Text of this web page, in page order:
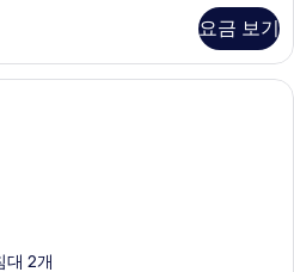
요금 보기
대 2개